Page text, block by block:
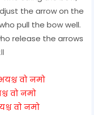
the arrow on the
pull the bow well.
release the arrows
वो नमो
वो नमो
वो नमो